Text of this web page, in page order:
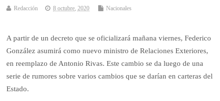
Redacción 8 octubre, 2020 Nacionales
A partir de un decreto que se oficializará mañana viernes, Federico
González asumirá como nuevo ministro de Relaciones Exteriores,
en reemplazo de Antonio Rivas. Este cambio se da luego de una
serie de rumores sobre varios cambios que se darían en carteras del
Estado.